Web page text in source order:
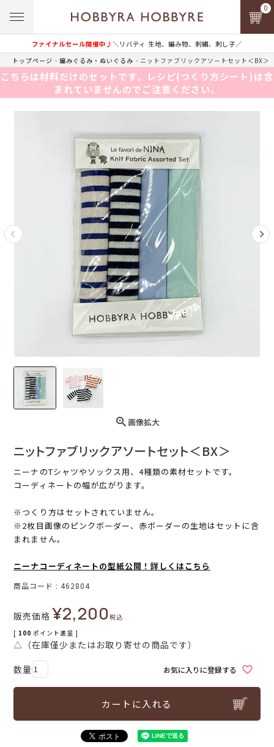
ファイナルセール開催中♪＼リバティ 生地、編み物、刺繍、刺し子／
0
トップページ 編みぐるみ・ぬいぐるみ ニットファブリックアソートセット＜BX＞
こちらは材料だけのセットです。レシピ(つくり方シート)は含
まれていませんのでご注意ください。
画像拡大
ニットファブリックアソートセット＜BX＞
ニーナのTシャツやソックス用、4種類の素材セットです。
コーディネートの幅が広がります。
※つくり方はセットされていません。
※2枚目画像のピンクボーダー、赤ボーダーの生地はセットに含
まれません。
ニーナコーディネートの型紙公開！詳しくはこちら
商品コード 462804
販売価格 ¥2,200税込
[ 100 ポイント進呈 ]
△（在庫僅少またはお取り寄せの商品です）
お気に入りに登録する
カートに入れる